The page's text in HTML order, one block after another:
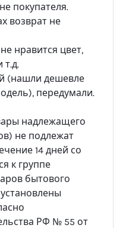
покупателя.
возврат не
нравится цвет,
т.д.
(нашли дешевле
передумали.
надлежащего
не подлежат
14 дней со
к группе
бытового
РФ № 55 от